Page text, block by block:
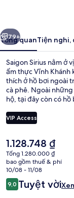
Tiếp
79+
Tổng quanTiện nghi,
Saigon Sirius nằm ở
ẩm thực Vĩnh Khánh
thích ở hồ bơi ngoài
cà phê. Ngoài
hộ, tại đây còn có
VIP Access
Giá
hiện
tại
là
1.128.748 ₫
1.128.748 ₫
Tổng 1.280.000 ₫
bao gồm thuế & phí
10/08 - 11/08
Nhận
xét
9,09,0 trên 10,
Tuyệt vời